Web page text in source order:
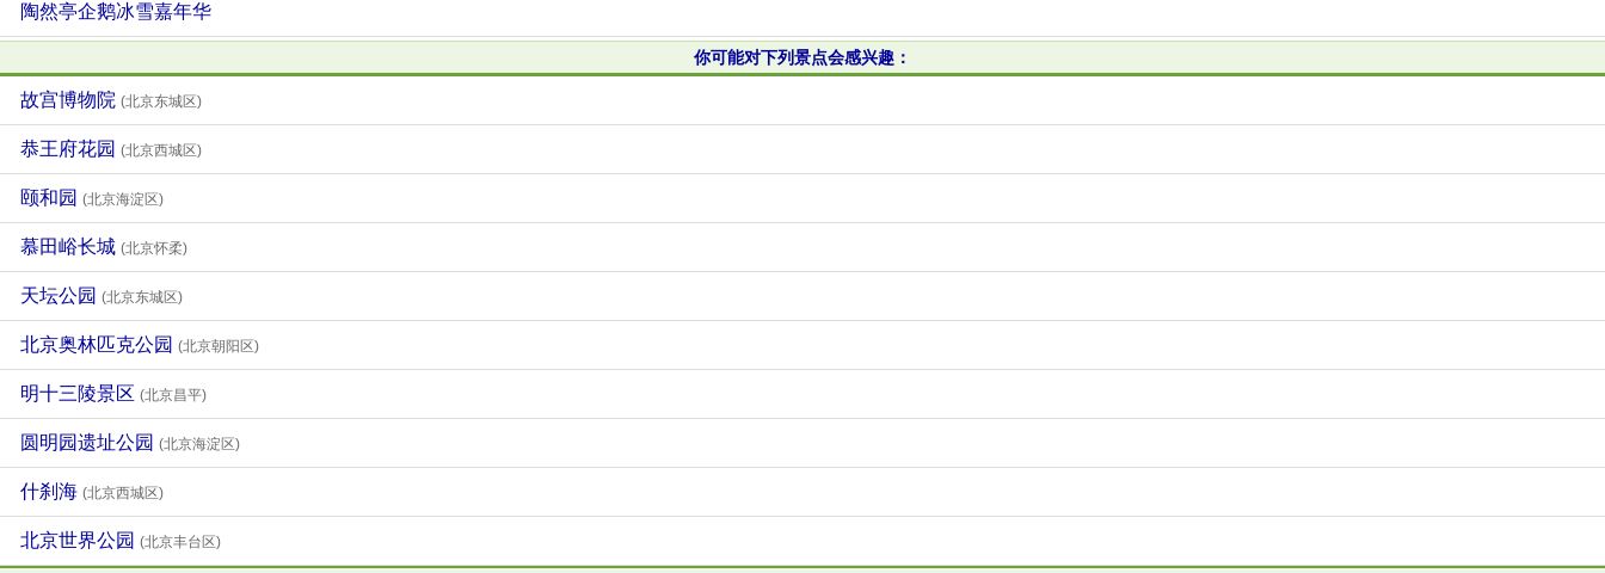
陶然亭企鹅冰雪嘉年华
你可能对下列景点会感兴趣：
故宫博物院 (北京东城区)
恭王府花园 (北京西城区)
颐和园 (北京海淀区)
慕田峪长城 (北京怀柔)
天坛公园 (北京东城区)
北京奥林匹克公园 (北京朝阳区)
明十三陵景区 (北京昌平)
圆明园遗址公园 (北京海淀区)
什刹海 (北京西城区)
北京世界公园 (北京丰台区)